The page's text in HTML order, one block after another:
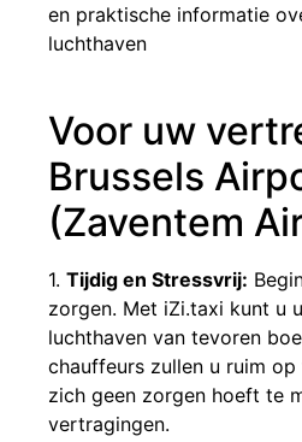
en praktische informatie
luchthaven
Voor uw
Brussels
(Zaventem
1. Tijdig en Stressvrij:
zorgen. Met iZi.taxi kunt u
luchthaven van tevoren
chauffeurs zullen u ruim
zich geen zorgen hoeft te
vertragingen.